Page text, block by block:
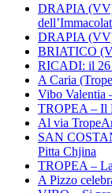
DRAPIA (VV)
DRAPIA (VV)
BRIATICO
RICADI: il 26
A Caria
Vibo Valentia
TROPEA – Il
Al via
SAN
Pitta Chjina
TROPEA –
A Pizzo